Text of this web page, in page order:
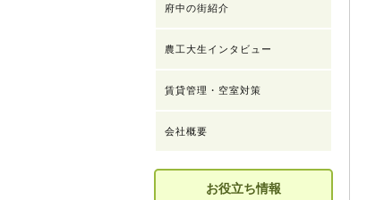
府中の街紹介
農工大生インタビュー
賃貸管理・空室対策
会社概要
お役立ち情報